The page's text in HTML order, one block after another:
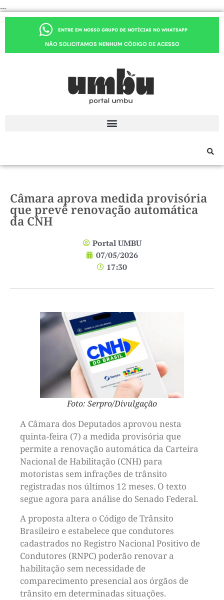
...
ENTRE EM NOSSO GRUPO DE NOTÍCIAS NO WHATSAPP
NÃO SOLICITAMOS NENHUM CÓDIGO DE ACESSO
Câmara aprova medida provisória
que prevê renovação automática
da CNH
Portal UMBU
07/05/2026
17:30
Foto: Serpro/Divulgação
A Câmara dos Deputados aprovou nesta
quinta-feira (7) a medida provisória que
permite a renovação automática da Carteira
Nacional de Habilitação (CNH) para
motoristas sem infrações de trânsito
registradas nos últimos 12 meses. O texto
segue agora para análise do Senado Federal.
A proposta altera o Código de Trânsito
Brasileiro e estabelece que condutores
cadastrados no Registro Nacional Positivo de
Condutores (RNPC) poderão renovar a
habilitação sem necessidade de
comparecimento presencial aos órgãos de
trânsito em determinadas situações.